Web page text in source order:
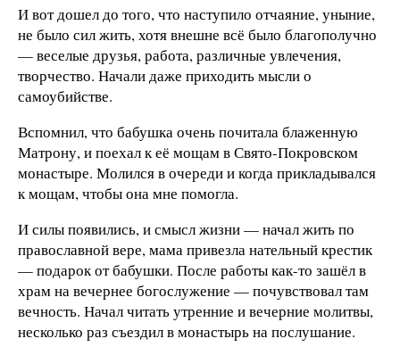
И вот дошел до того, что наступило отчаяние, уныние,
не было сил жить, хотя внешне всё было благополучно
— веселые друзья, работа, различные увлечения,
творчество. Начали даже приходить мысли о
самоубийстве.
Вспомнил, что бабушка очень почитала блаженную
Матрону, и поехал к её мощам в Свято-Покровском
монастыре. Молился в очереди и когда прикладывался
к мощам, чтобы она мне помогла.
И силы появились, и смысл жизни — начал жить по
православной вере, мама привезла нательный крестик
— подарок от бабушки. После работы как-то зашёл в
храм на вечернее богослужение — почувствовал там
вечность. Начал читать утренние и вечерние молитвы,
несколько раз съездил в монастырь на послушание.